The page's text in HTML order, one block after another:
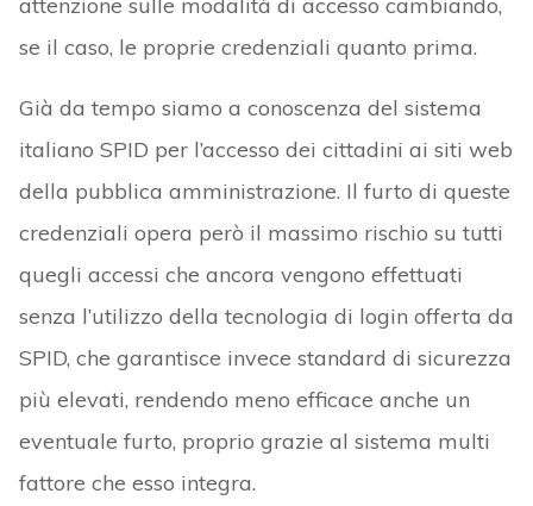
se il caso, le proprie credenziali quanto prima.
Già da tempo siamo a conoscenza del sistema
italiano SPID per l’accesso dei cittadini ai siti web
della pubblica amministrazione. Il furto di queste
credenziali opera però il massimo rischio su tutti
quegli accessi che ancora vengono effettuati
senza l’utilizzo della tecnologia di login offerta da
SPID, che garantisce invece standard di sicurezza
più elevati, rendendo meno efficace anche un
eventuale furto, proprio grazie al sistema multi
fattore che esso integra.